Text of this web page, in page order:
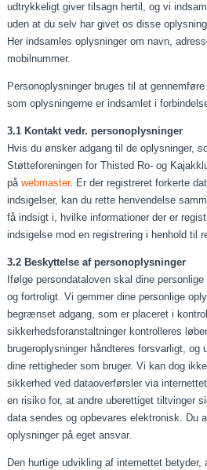
udtrykkeligt giver tilsagn hertil, og vi
uden at du selv har givet os disse
Her indsamles oplysninger om navn,
mobilnummer.
Personoplysninger bruges til at
som oplysningerne er indsamlet i
3.1 Kontakt vedr. personoplysninger
Hvis du ønsker adgang til de oplysninger,
Støtteforeningen for Thisted Ro- og
påwebmaster. Er der registreret forkerte
indsigelser, kan du rette henvendelse
få indsigt i, hvilke informationer der er
indsigelse mod en registrering i henhold til
3.2 Beskyttelse af personoplysninger
Ifølge persondataloven skal dine
og fortroligt. Vi gemmer dine personlige
begrænset adgang, som er placeret i
sikkerhedsforanstaltninger kontrolleres
brugeroplysninger håndteres forsvarligt, og
dine rettigheder som bruger. Vi kan dog
sikkerhed ved dataoverførsler via
en risiko for, at andre uberettiget tiltvinger
data sendes og opbevares elektronisk. Du
oplysninger på eget ansvar.
Den hurtige udvikling af internettet